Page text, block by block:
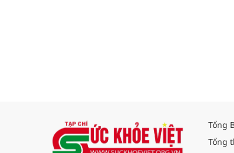
Tổng
Tổng